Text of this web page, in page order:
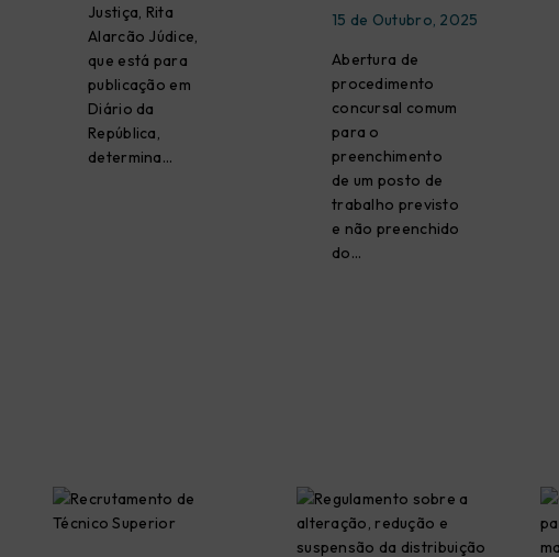
Justiça, Rita
Alarcão Júdice,
que está para
publicação em
Diário da
República,
determina…
15 de Outubro, 2025
Abertura de
procedimento
concursal comum
para o
preenchimento
de um posto de
trabalho previsto
e não preenchido
do…